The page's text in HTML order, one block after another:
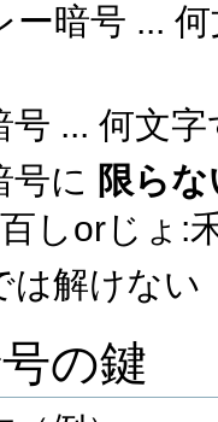
ー暗号 ...
号 ... 何文
号に 限らな
しorじょ:
は解けない
の鍵